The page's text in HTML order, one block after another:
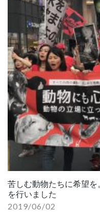
苦しむ動物たちに希望
を行いました
2019/06/02